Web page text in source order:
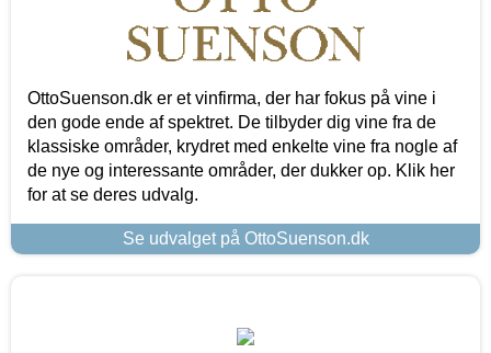
OttoSuenson.dk er et vinfirma, der har fokus på vine i
den gode ende af spektret. De tilbyder dig vine fra de
klassiske områder, krydret med enkelte vine fra nogle af
de nye og interessante områder, der dukker op. Klik her
for at se deres udvalg.
Se udvalget på OttoSuenson.dk